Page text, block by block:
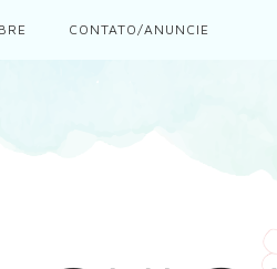
CONTATO/ANUNCIE